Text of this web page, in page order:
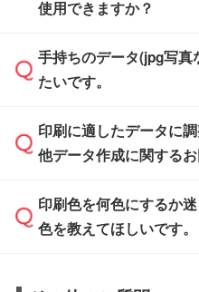
また、「データ作成サ
せいただければ、弊社
タを1点作成いたします
い方は、完全データ入稿
積・ご注文フォームに
ください。
ご入稿後は経験豊富な
がないかチェックし、
刷に進みますので、ご
使用できますか？
一部商品は入稿用テン
ます。各商品ページの
入稿用のテンプレート
IllustratorやPhotoshop
方」をご確認ください
手持ちのデータ(jpg写真
たいです。
印刷に適したデータ・
タッフが事前に確認い
ムへ添付いただくか、
でお送りください。
印刷に適したデータに
他データ作成に関する
データ作成でお困りの
サポートいたしますの
印刷色を何色にするか
色を教えてほしいです。
お見積・ご注文・